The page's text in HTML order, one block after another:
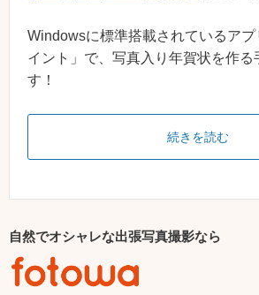
Windowsに標準搭載されているア
イント」で、写真入り年賀状を作る
す！
続きを読む
自然でオシャレな出張写真撮影なら